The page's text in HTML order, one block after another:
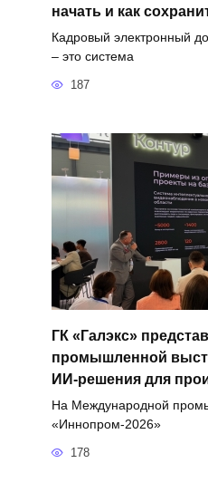
начать и как
Кадровый электронный
– это система
187
ГК «Галэкс»
промышленной
ИИ-решения для
На Международной
«Иннопром-2026»
178